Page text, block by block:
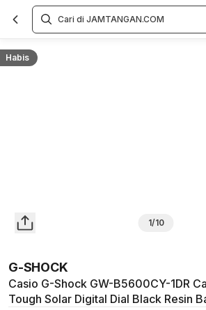
Habis
1/10
G-SHOCK
Casio G-Shock GW-B5600CY-1DR
Tough Solar Digital Dial Black Resin
Overview